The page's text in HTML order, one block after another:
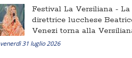
Festival La Versiliana - La
direttrice lucchese
Venezi torna alla
venerdì 31 luglio 2026